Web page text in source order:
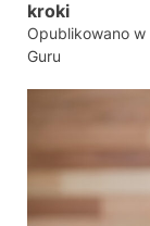
kroki
Opublikowano w
Guru